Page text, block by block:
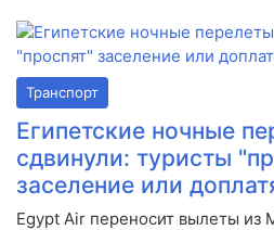
Транспорт
Египетские ночные
сдвинули: туристы
заселение или
Egypt Air переносит вылеты из